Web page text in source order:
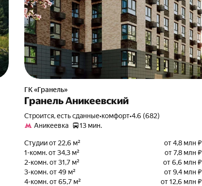
ГК «Гранель»
Гранель Аникеевский
Строится, есть сданные•комфорт•4.6 (682)
Аникеевка
13 мин.
Студии от 22,6 м²
от 4,8 млн ₽
1-комн. от 34,3 м²
от 7,8 млн ₽
2-комн. от 31,7 м²
от 6,6 млн ₽
3-комн. от 49 м²
от 9,4 млн ₽
4-комн. от 65,7 м²
от 12,6 млн ₽